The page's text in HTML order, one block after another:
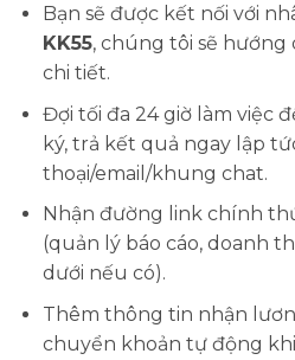
Bạn sẽ được kết nối với
KK55, chúng tôi sẽ
chi tiết.
Đợi tối đa 24 giờ làm việc
ký, trả kết quả ngay lập
thoại/email/khung chat.
Nhận đường link chính
(quản lý báo cáo, doanh
dưới nếu có).
Thêm thông tin nhận
chuyển khoản tự động